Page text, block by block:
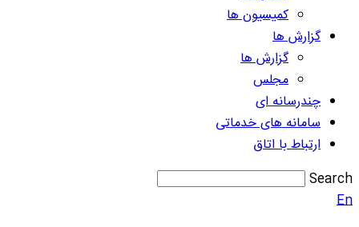
کمیسیون ها
گزارش ها
گزارش ها
مجلس
چندرسانه ای
سامانه های خدماتی
ارتباط با اتاق
Search
En